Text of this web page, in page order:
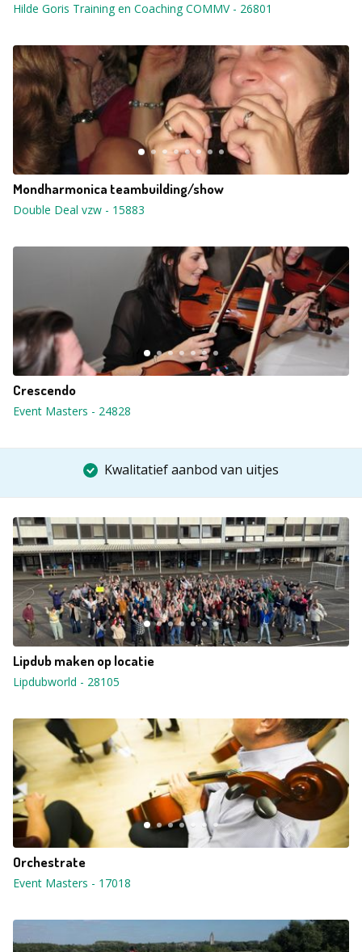
Hilde Goris Training en Coaching COMMV- 26801
Mondharmonica teambuilding/show
Double Deal vzw - 15883
Crescendo
Event Masters - 24828
Kwalitatief aanbod van uitjes
Lipdub maken op locatie
Lipdubworld - 28105
Orchestrate
Event Masters - 17018